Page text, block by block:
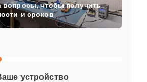
устройство
вопросы, чтобы получить
и сроков